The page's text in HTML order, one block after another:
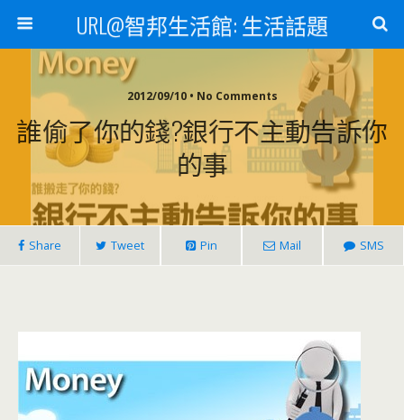
URL@智邦生活館: 生活話題
2012/09/10 • No Comments
誰偷了你的錢?銀行不主動告訴你
的事
Share Tweet Pin Mail SMS